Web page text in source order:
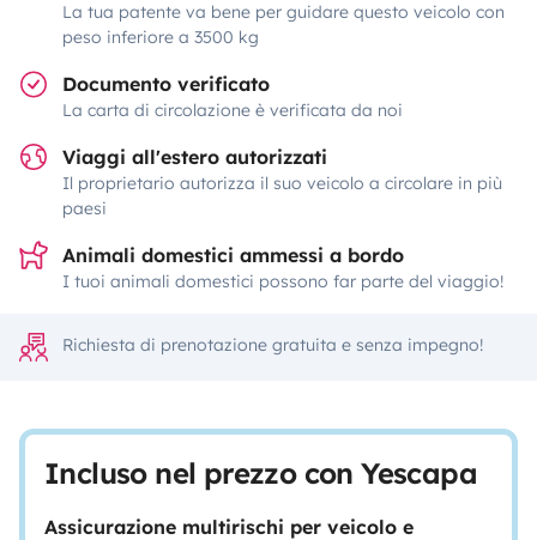
La tua patente va bene per guidare questo veicolo con
peso inferiore a 3500 kg
Documento verificato
La carta di circolazione è verificata da noi
Viaggi all'estero autorizzati
Il proprietario autorizza il suo veicolo a circolare in più
paesi
Animali domestici ammessi a bordo
I tuoi animali domestici possono far parte del viaggio!
Richiesta di prenotazione gratuita e senza impegno!
Incluso nel prezzo con Yescapa
Assicurazione multirischi per veicolo e